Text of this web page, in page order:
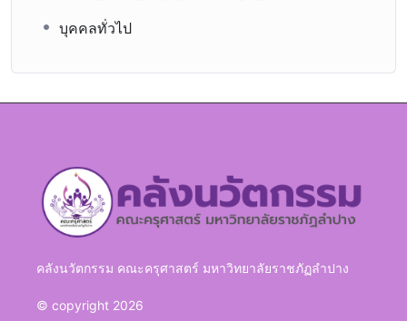
บุคคลทั่วไป
คลังนวัตกรรม คณะครุศาสตร์ มหาวิทยาลัยราชภัฏลำปาง
© copyright 2026